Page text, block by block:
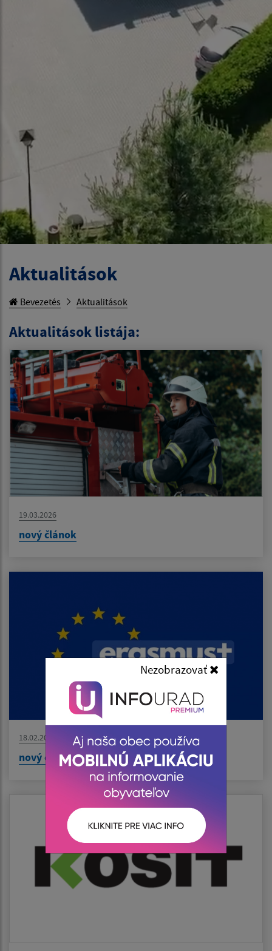
Nezobrazovať
Aktualitások
Bevezetés Aktualitások
Aktualitások listája:
19.03.2026
nový článok
18.02.2026
nový článok